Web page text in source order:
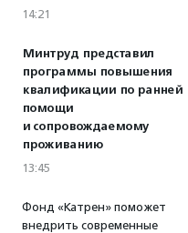
14:21
Минтруд представил
программы повышения
квалификации по ранней
помощи
и сопровождаемому
проживанию
13:45
Фонд «Катрен» поможет
внедрить современные